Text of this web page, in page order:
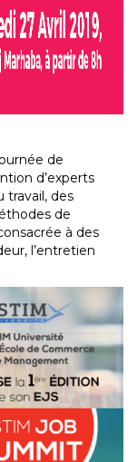
de
d’experts
travail, des
de
à des
l’entretien